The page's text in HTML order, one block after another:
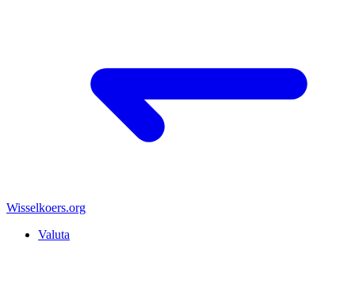
Wisselkoers.org
Valuta